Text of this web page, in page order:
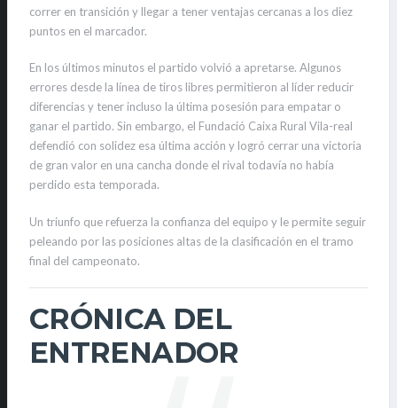
correr en transición y llegar a tener ventajas cercanas a los diez
puntos en el marcador.
En los últimos minutos el partido volvió a apretarse. Algunos
errores desde la línea de tiros libres permitieron al líder reducir
diferencias y tener incluso la última posesión para empatar o
ganar el partido. Sin embargo, el Fundació Caixa Rural Vila-real
defendió con solidez esa última acción y logró cerrar una victoria
de gran valor en una cancha donde el rival todavía no había
perdido esta temporada.
Un triunfo que refuerza la confianza del equipo y le permite seguir
peleando por las posiciones altas de la clasificación en el tramo
final del campeonato.
CRÓNICA DEL
ENTRENADOR